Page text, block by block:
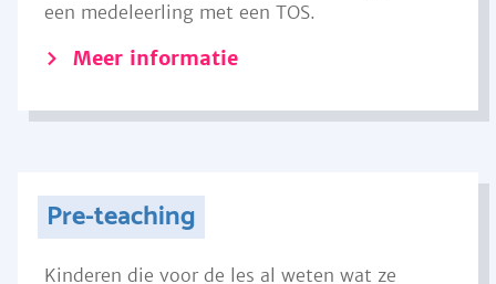
een medeleerling met een TOS.
Meer informatie
Pre-teaching
Kinderen die voor de les al weten wat ze